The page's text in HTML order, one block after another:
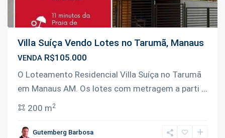
Villa Suíça Vendo Lotes no Tarumã, Manaus
VENDA R$105.000
O Loteamento Residencial Villa Suíça no Tarumã
em Manaus AM. Os lotes com metragem a parti ...
200 m2
Gutemberg Barbosa
Km
9
Urbano,